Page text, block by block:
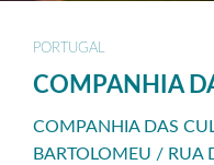
PORTUGAL
COMPANHIA
COMPANHIA DAS
BARTOLOMEU / RUA